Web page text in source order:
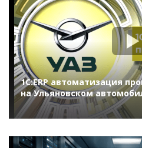
1С:ERP автоматизация
на Ульяновском